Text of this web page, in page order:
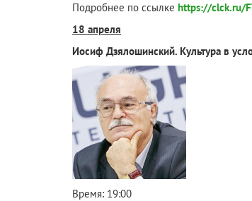
Подробнее по ссылке https://clck.ru/
18 апреля
Иосиф Дзялошинский. Культура в
Время: 19:00